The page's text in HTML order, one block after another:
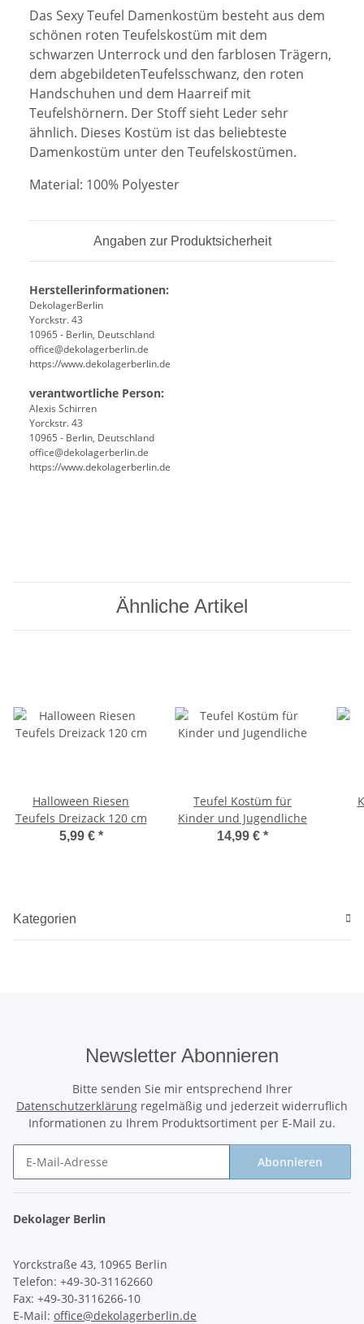
Das Sexy Teufel Damenkostüm besteht aus dem
schönen roten Teufelskostüm mit dem
schwarzen Unterrock und den farblosen Trägern,
dem abgebildetenTeufelsschwanz, den roten
Handschuhen und dem Haarreif mit
Teufelshörnern. Der Stoff sieht Leder sehr
ähnlich. Dieses Kostüm ist das beliebteste
Damenkostüm unter den Teufelskostümen.
Material: 100% Polyester
Angaben zur Produktsicherheit
Herstellerinformationen:
DekolagerBerlin
Yorckstr. 43
10965 - Berlin, Deutschland
office@dekolagerberlin.de
https://www.dekolagerberlin.de
verantwortliche Person:
Alexis Schirren
Yorckstr. 43
10965 - Berlin, Deutschland
office@dekolagerberlin.de
https://www.dekolagerberlin.de
Ähnliche Artikel
Halloween Riesen
Teufels Dreizack 120 cm
5,99 € *
Teufel Kostüm für
Kinder und Jugendliche
14,99 € *
Kategorien
Newsletter Abonnieren
Bitte senden Sie mir entsprechend Ihrer
Datenschutzerklärung regelmäßig und jederzeit widerruflich
Informationen zu Ihrem Produktsortiment per E-Mail zu.
Abonnieren
Dekolager Berlin
Yorckstraße 43, 10965 Berlin
Telefon: +49-30-31162660
Fax: +49-30-3116266-10
E-Mail: office@dekolagerberlin.de